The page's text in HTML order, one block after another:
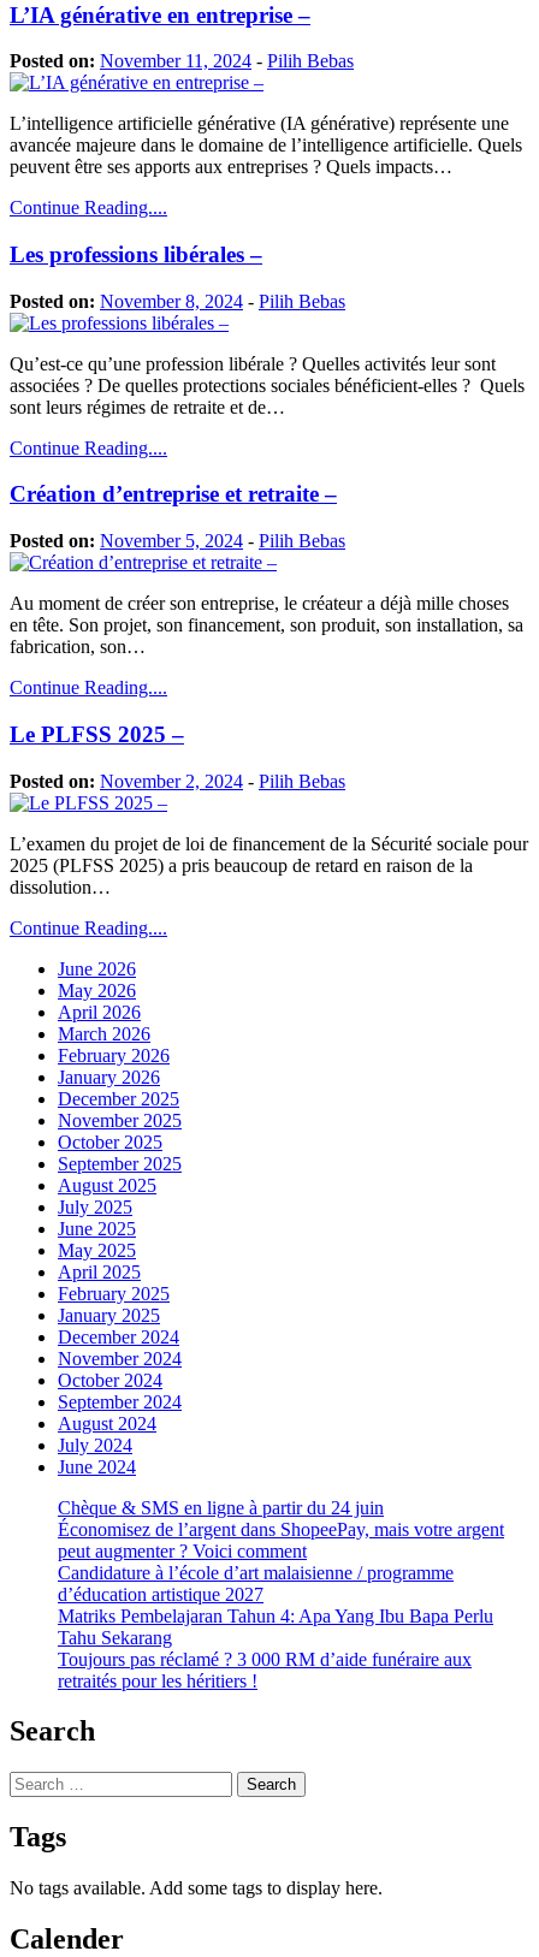
L’IA générative en entreprise –
Posted on: November 11, 2024 - Pilih Bebas
L’intelligence artificielle générative (IA générative) représente une
avancée majeure dans le domaine de l’intelligence artificielle. Quels
peuvent être ses apports aux entreprises ? Quels impacts…
Continue Reading....
Les professions libérales –
Posted on: November 8, 2024 - Pilih Bebas
Qu’est-ce qu’une profession libérale ? Quelles activités leur sont
associées ? De quelles protections sociales bénéficient-elles ? Quels
sont leurs régimes de retraite et de…
Continue Reading....
Création d’entreprise et retraite –
Posted on: November 5, 2024 - Pilih Bebas
Au moment de créer son entreprise, le créateur a déjà mille choses
en tête. Son projet, son financement, son produit, son installation, sa
fabrication, son…
Continue Reading....
Le PLFSS 2025 –
Posted on: November 2, 2024 - Pilih Bebas
L’examen du projet de loi de financement de la Sécurité sociale pour
2025 (PLFSS 2025) a pris beaucoup de retard en raison de la
dissolution…
Continue Reading....
June 2026
May 2026
April 2026
March 2026
February 2026
January 2026
December 2025
November 2025
October 2025
September 2025
August 2025
July 2025
June 2025
May 2025
April 2025
February 2025
January 2025
December 2024
November 2024
October 2024
September 2024
August 2024
July 2024
June 2024
Chèque & SMS en ligne à partir du 24 juin
Économisez de l’argent dans ShopeePay, mais votre argent
peut augmenter ? Voici comment
Candidature à l’école d’art malaisienne / programme
d’éducation artistique 2027
Matriks Pembelajaran Tahun 4: Apa Yang Ibu Bapa Perlu
Tahu Sekarang
Toujours pas réclamé ? 3 000 RM d’aide funéraire aux
retraités pour les héritiers !
Search
Search
for:
Tags
No tags available. Add some tags to display here.
Calender